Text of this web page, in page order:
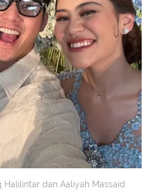
Halilintar dan Aaliyah Massaid